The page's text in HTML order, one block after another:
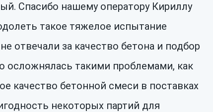
Спасибо нашему оператору Кириллу
такое тяжелое испытание
отвечали за качество бетона и подбор
осложнялась такими проблемами, как
качество бетонной смеси в поставках
некоторых партий для